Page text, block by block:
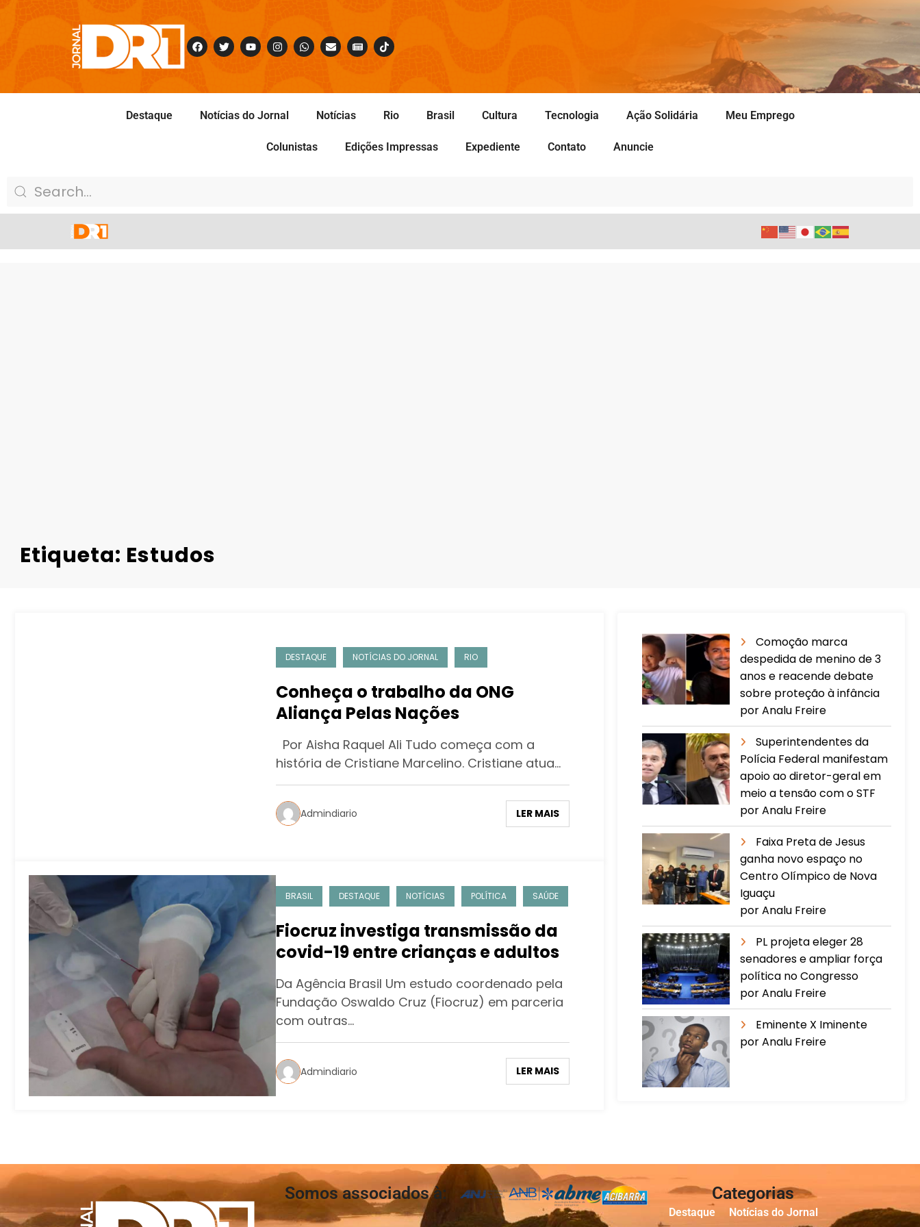
Destaque Notícias do Jornal Notícias Rio Brasil Cultura Tecnologia Ação Solidária Meu Emprego
Colunistas Edições Impressas Expediente Contato Anuncie
Etiqueta: Estudos
DESTAQUE NOTÍCIAS DO JORNAL RIO
Conheça o trabalho da ONG
Aliança Pelas Nações
Por Aisha Raquel Ali Tudo começa com a
história de Cristiane Marcelino. Cristiane atua…
Admindiario LER MAIS
BRASIL DESTAQUE NOTÍCIAS POLÍTICA SAÚDE
Fiocruz investiga transmissão da
covid-19 entre crianças e adultos
Da Agência Brasil Um estudo coordenado pela
Fundação Oswaldo Cruz (Fiocruz) em parceria
com outras…
Admindiario LER MAIS
Comoção marca
despedida de menino de 3
anos e reacende debate
sobre proteção à infância
por Analu Freire
Superintendentes da
Polícia Federal manifestam
apoio ao diretor-geral em
meio a tensão com o STF
por Analu Freire
Faixa Preta de Jesus
ganha novo espaço no
Centro Olímpico de Nova
Iguaçu
por Analu Freire
PL projeta eleger 28
senadores e ampliar força
política no Congresso
por Analu Freire
Eminente X Iminente
por Analu Freire
Somos associados à: Categorias
Destaque Notícias do Jornal